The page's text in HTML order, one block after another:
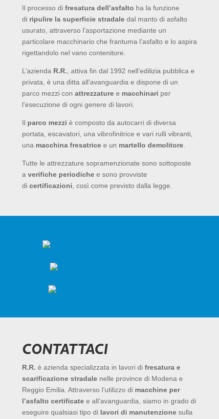
Il processo di fresatura dell’asfalto ha la funzione
di ripulire la superficie stradaledal manto di asfalto
usurato, attraverso l’asportazione mediante un
particolare macchinario che frantuma l’asfalto e lo aspira
rigettandolo nel vano contenitore.
L’azienda R.R. , attiva fin dal 1992 nell’edilizia pubblica e
privata, è una ditta all’avanguardia e dispone di un
parco mezzi con attrezzaturee macchinari per
l’esecuzione di ogni genere di lavori.
Il parco mezzi è composto da autocarri di diversa
portata, escavatori, una vibrofinitrice e vari rulli vibranti,
una macchina fresatricee un martello demolitore.
Tutte le attrezzature sopramenzionate sono sottoposte
a verifiche periodichee sono provviste
di certificazioni , così come previsto dalla legge.
CONTATTACI
R.R. è azienda specializzata in lavori di fresatura e
scarificazione stradalenelle province di Modena e
Reggio Emilia. Attraverso l’utilizzo di macchine per
l’asfalto certificatee all’avanguardia, siamo in grado di
eseguire qualsiasi tipo di lavori di manutenzionesulla